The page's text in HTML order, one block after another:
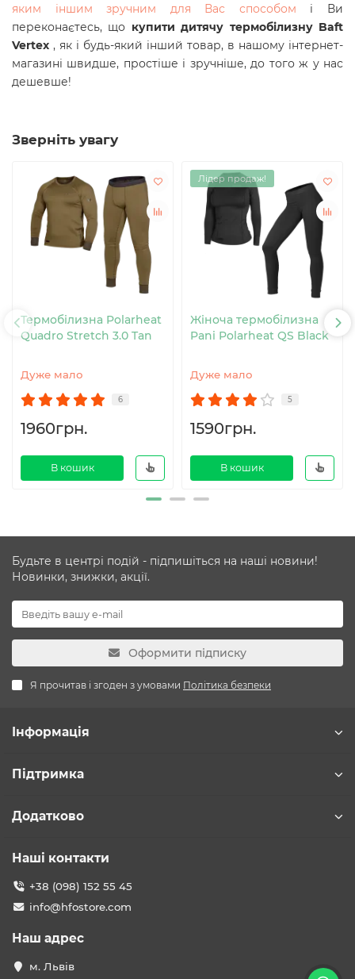
яким іншим зручним для Вас способом і Ви
переконаєтесь, що купити дитячу термобілизну Baft
Vertex , як і будь-який інший товар, в нашому інтернет-
магазині швидше, простіше і зручніше, до того ж у нас
дешевше!
Зверніть увагу
Термобілизна Polarheat
Quadro Stretch 3.0 Tan
Дуже мало
6
1960грн.
В кошик
Лідер продаж!
Жіноча термобілизна
Pani Polarheat QS Black
Дуже мало
5
1590грн.
В кошик
Будьте в центрі подій - підпишіться на наші новини!
Новинки, знижки, акції.
Оформити підписку
Я прочитав і згоден з умовами Політика безпеки
Інформація
Підтримка
Додатково
Наші контакти
+38 (098) 152 55 45
info@hfostore.com
Наш адрес
м. Львів